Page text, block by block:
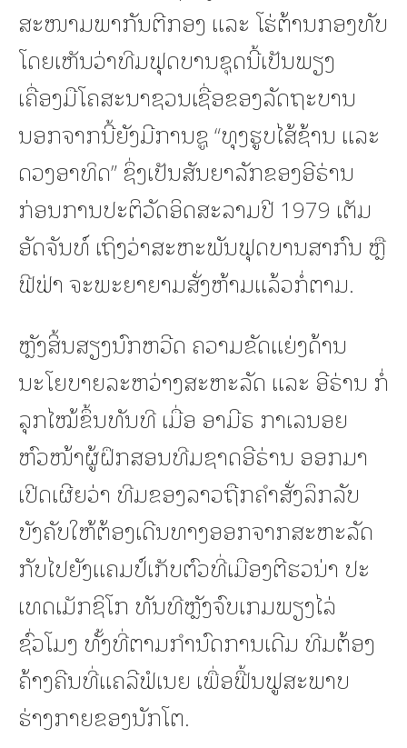
ສະໜາມພາກັນຕີກອງ ແລະ ໂຮ່ຕ້ານກອງທັບ
ໂດຍເຫັນວ່າທີມຟຸດບານຊຸດນີ້ເປັນພຽງ
ເຄື່ອງມືໂຄສະນາຊວນເຊື່ອຂອງລັດຖະບານ
ນອກຈາກນີ້ຍັງມີການຊູ “ທຸງຮູບໄສ້ຊ້ານ ແລະ
ດວງອາທິດ” ຊຶ່ງເປັນສັນຍາລັກຂອງອີຣ່ານ
ກ່ອນການປະຕິວັດອິດສະລາມປີ 1979 ເຕັມ
ອັດຈັນທ໌ ເຖິງວ່າສະຫະພັນຟຸດບານສາກົນ ຫຼື
ຟີຟ່າ ຈະພະຍາຍາມສັ່ງຫ້າມແລ້ວກໍ່ຕາມ.
ຫຼັງສິ້ນສຽງນົກຫວີດ ຄວາມຂັດແຍ່ງດ້ານ
ນະໂຍບາຍລະຫວ່າງສະຫະລັດ ແລະ ອີຣ່ານ ກໍ່
ລຸກໄໝ້ຂຶ້ນທັນທີ ເມື່ອ ອາມີຣ ກາເລນອຍ
ຫົວໜ້າຜູ້ຝຶກສອນທີມຊາດອີຣ່ານ ອອກມາ
ເປີດເຜີຍວ່າ ທີມຂອງລາວຖືກຄຳສັ່ງລຶກລັບ
ບັງຄັບໃຫ້ຕ້ອງເດີນທາງອອກຈາກສະຫະລັດ
ກັບໄປຍັງແຄມປ໌ເກັບຕົວທີ່ເມືອງຕີຮວນ່າ ປະ
ເທດເມັກຊິໂກ ທັນທີຫຼັງຈົບເກມພຽງໄລ່
ຊົ່ວໂມງ ທັ້ງທີ່ຕາມກຳນົດການເດີມ ທີມຕ້ອງ
ຄ້າງຄືນທີ່ແຄລີຟໍເນຍ ເພື່ອຟື້ນຟູສະພາບ
ຮ່າງກາຍຂອງນັກໂຕ.